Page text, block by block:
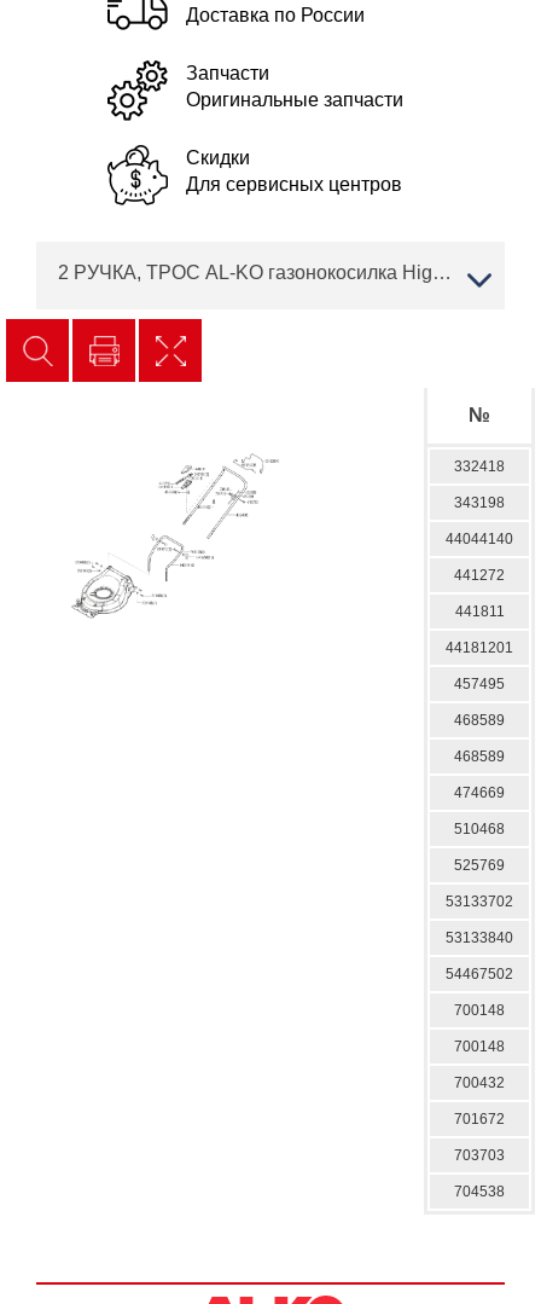
Доставка по России
Запчасти
Оригинальные запчасти
Скидки
Для сервисных центров
2 РУЧКА, ТРОС AL-KO газонокосилка Highline 46.8 SPI Артикул: 119844 с 11/2017 до 02/2019 года
№
332418
343198
44044140
441272
441811
44181201
457495
468589
468589
474669
510468
525769
53133702
53133840
54467502
700148
700148
700432
701672
703703
704538